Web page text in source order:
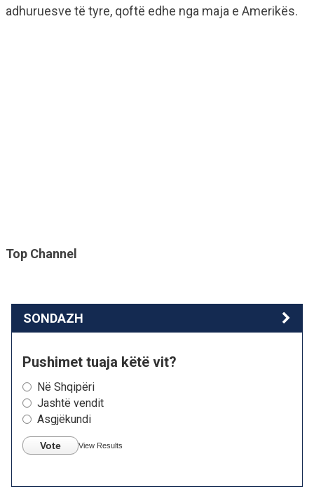
adhuruesve të tyre, qoftë edhe nga maja e Amerikës.
Top Channel
SONDAZH
Pushimet tuaja këtë vit?
Në Shqipëri
Jashtë vendit
Asgjëkundi
Vote View Results